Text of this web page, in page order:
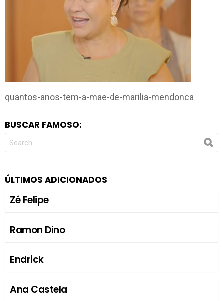
quantos-anos-tem-a-mae-de-marilia-mendonca
BUSCAR FAMOSO:
FOR:
ÚLTIMOS ADICIONADOS
Zé Felipe
Ramon Dino
Endrick
Ana Castela